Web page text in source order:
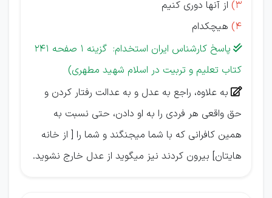
3) از آنها دوری کنیم
4) هیچکدام

پاسخ کارشناس ایران استخدام: گزینه 1 صفحه 241
کتاب تعلیم و تربیت در اسلام شهید مطهری)
 به علاوه، راجع به عدل و به عدالت رفتار كردن و
حق واقعی هر فردی را به او دادن، حتی نسبت به
همین كافرانی كه با شما میجنگند و شما را [ از خانه
هایتان] بیرون كردند نیز میگوید از عدل خارج نشوید.